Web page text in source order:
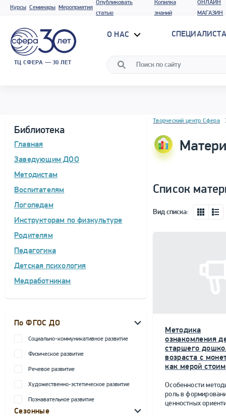
Курсы Семинары Мероприятия
Опубликовать
статью
Копилка
знаний
ОНЛАЙН
МАГАЗИН
ТЦ СФЕРА — 30 ЛЕТ
О НАС
Библиотека
Главная
Заведующим ДОО
Методистам
Воспитателям
Логопедам
Инструкторам по физкультуре
Родителям
Педагогика
Детская психология
Медработникам
По ФГОС ДО
Социально-коммуникативное развитие
Физическое развитие
Речевое развитие
Художественно-эстетическое развитие
Познавательное развитие
Сезонные
Блок новостей
Творческий центр Сфера
Список
Вид списка:
Методика
ознакомления
старшего
возраста с
как мерой
Особенности
роль в
ценностных